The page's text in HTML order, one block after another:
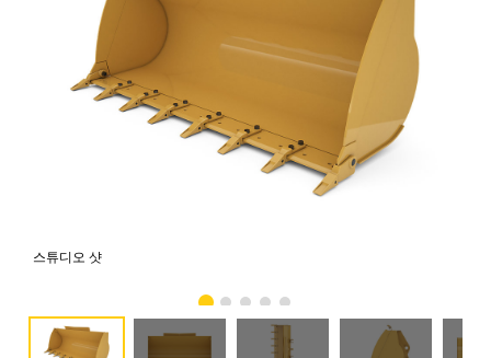
스튜디오 샷